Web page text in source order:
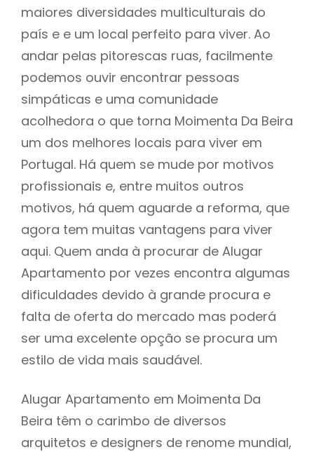
maiores diversidades multiculturais do
país e e um local perfeito para viver. Ao
andar pelas pitorescas ruas, facilmente
podemos ouvir encontrar pessoas
simpáticas e uma comunidade
acolhedora o que torna Moimenta Da Beira
um dos melhores locais para viver em
Portugal. Há quem se mude por motivos
profissionais e, entre muitos outros
motivos, há quem aguarde a reforma, que
agora tem muitas vantagens para viver
aqui. Quem anda à procurar de Alugar
Apartamento por vezes encontra algumas
dificuldades devido à grande procura e
falta de oferta do mercado mas poderá
ser uma excelente opção se procura um
estilo de vida mais saudável.
Alugar Apartamento em Moimenta Da
Beira têm o carimbo de diversos
arquitetos e designers de renome mundial,